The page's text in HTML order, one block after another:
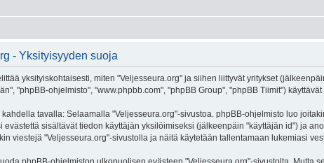
- Yksityisyyden suoja
yksityiskohtaisesti, miten "Veljesseura.org" ja siihen liittyvät yritykset
"phpBB-ohjelmisto", "www.phpbb.com", "phpBB Group", "phpBB Tiimit")
tavalla: Selaamalla "Veljesseura.org"-sivustoa. phpBB-ohjelmisto luo
evästettä sisältävät tiedon käyttäjän yksilöimiseksi (jälkeenpäin "käyttäjän id") ja
viestejä "Veljesseura.org"-sivustolla ja näitä käytetään tallentamaan lukemiasi